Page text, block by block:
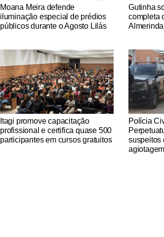
Notícias Católicas
Moana Meira defende
iluminação especial de prédios
públicos durante o Agosto Lilás
Notícias
Gutinha
completa
Notícias Católicas
Itagi promove capacitação
profissional e certifica quase 500
participantes em cursos gratuitos
Notícias
Polícia
suspeitos